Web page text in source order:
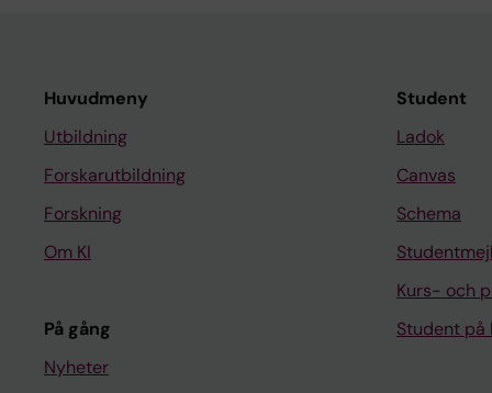
Huvudmeny
Utbildning
Forskarutbildning
Forskning
Om KI
På gång
Nyheter
Student
Ladok
Canvas
Schema
Kurs- och
Student på